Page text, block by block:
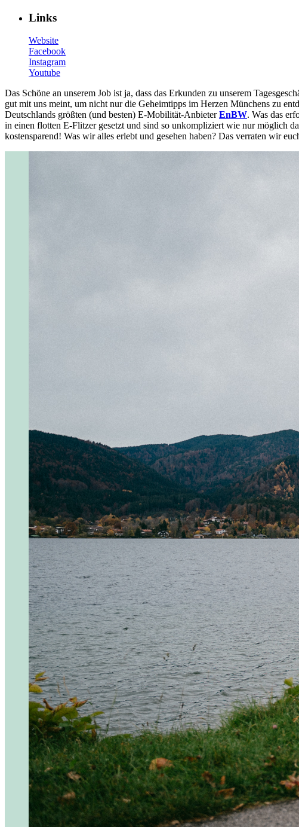
Links
Website
Facebook
Instagram
Youtube
Das Schöne an unserem Job ist ja, dass das Erkunden zu unserem
gut mit uns meint, um nicht nur die Geheimtipps im Herzen Münchens zu
Deutschlands größten (und besten) E-Mobilität-AnbieterEnBW. Was das
in einen flotten E-Flitzer gesetzt und sind so unkompliziert wie nur möglich
kostensparend! Was wir alles erlebt und gesehen haben? Das verraten wir